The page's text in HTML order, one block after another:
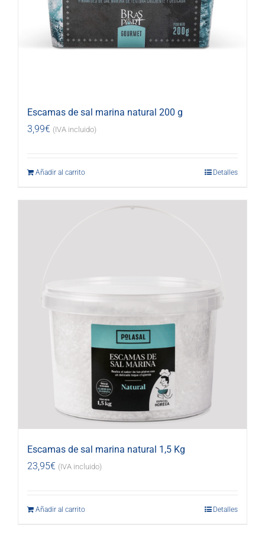
Escamas de sal marina natural 200 g
3,99€ (IVA incluido)
Añadir al carrito Detalles
Escamas de sal marina natural 1,5 Kg
23,95€ (IVA incluido)
Añadir al carrito Detalles